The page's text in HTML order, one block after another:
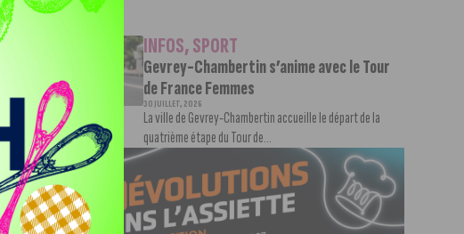
INFOS,SPORT
Gevrey-Chambertin s’anime avec le Tour
de France Femmes
30 JUILLET, 2026
La ville de Gevrey-Chambertin accueille le départ de la
quatrième étape du Tour de...